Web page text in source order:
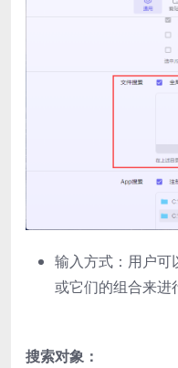
输入方式：用户可
或它们的组合来进
搜索对象：